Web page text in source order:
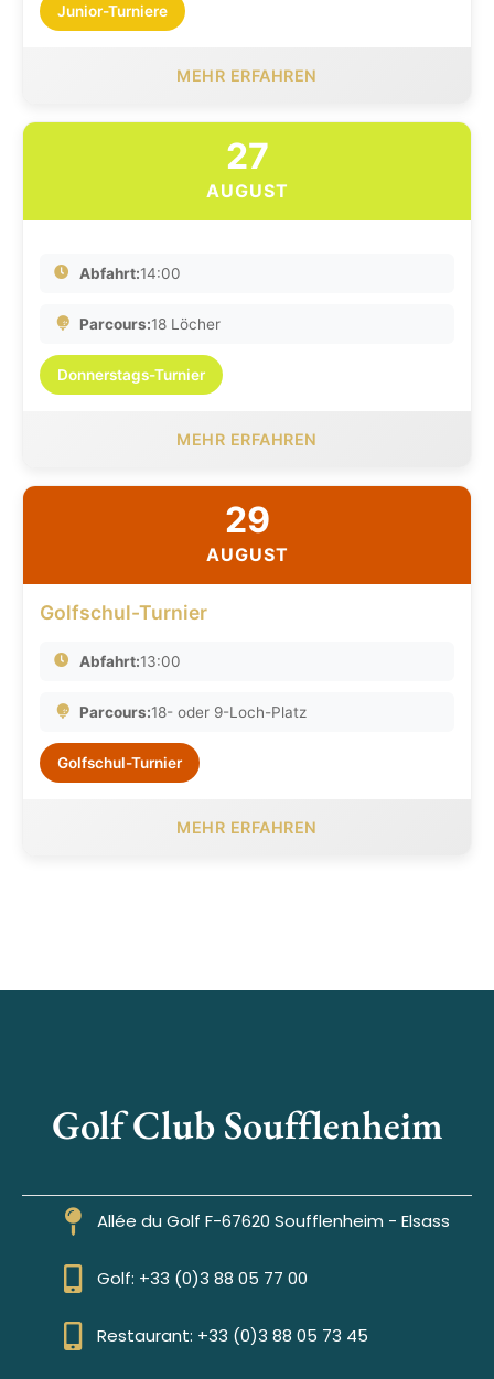
Junior-Turniere
MEHR ERFAHREN
27
AUGUST
Abfahrt:14:00
Parcours:18 Löcher
Donnerstags-Turnier
MEHR ERFAHREN
29
AUGUST
Golfschul-Turnier
Abfahrt:13:00
Parcours:18- oder 9-Loch-Platz
Golfschul-Turnier
MEHR ERFAHREN
Golf Club Soufflenheim
Allée du Golf F-67620 Soufflenheim - Elsass
Golf: +33 (0)3 88 05 77 00
Restaurant: +33 (0)3 88 05 73 45